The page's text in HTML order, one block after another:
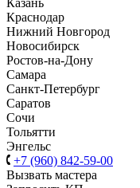
Казань
Краснодар
Нижний Новгород
Новосибирск
Ростов-на-Дону
Самара
Санкт-Петербург
Саратов
Сочи
Тольятти
Энгельс
+7 (960) 842-59-00
Вызвать мастера